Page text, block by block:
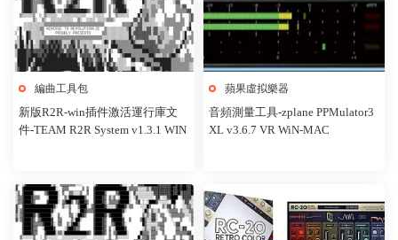
編曲工具包
新版R2R-win插件激活運行庫文
件-TEAM R2R System v1.3.1 WIN
蘋果虛拟樂器
音頻測量工具-zplane PPMulator3
XL v3.6.7 VR WiN-MAC